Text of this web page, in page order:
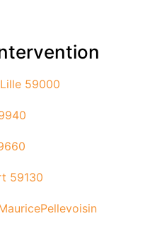
59000
59130